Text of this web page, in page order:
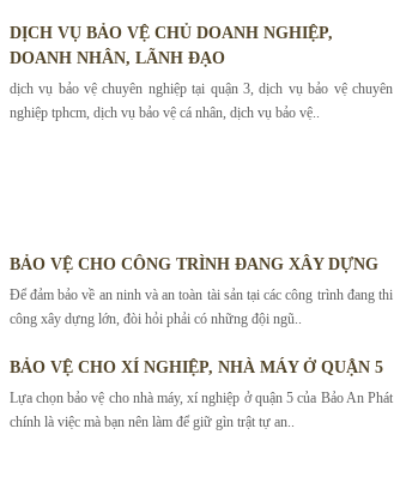
DỊCH VỤ BẢO VỆ CHỦ DOANH NGHIỆP,
DOANH NHÂN, LÃNH ĐẠO
dịch vụ bảo vệ chuyên nghiệp tại quận 3, dịch vụ bảo vệ chuyên
nghiệp tphcm, dịch vụ bảo vệ cá nhân, dịch vụ bảo vệ..
BẢO VỆ CHO CÔNG TRÌNH ĐANG XÂY DỰNG
Để đảm bảo về an ninh và an toàn tài sản tại các công trình đang thi
công xây dựng lớn, đòi hỏi phải có những đội ngũ..
BẢO VỆ CHO XÍ NGHIỆP, NHÀ MÁY Ở QUẬN 5
Lựa chọn bảo vệ cho nhà máy, xí nghiệp ở quận 5 của Bảo An Phát
chính là việc mà bạn nên làm để giữ gìn trật tự an..